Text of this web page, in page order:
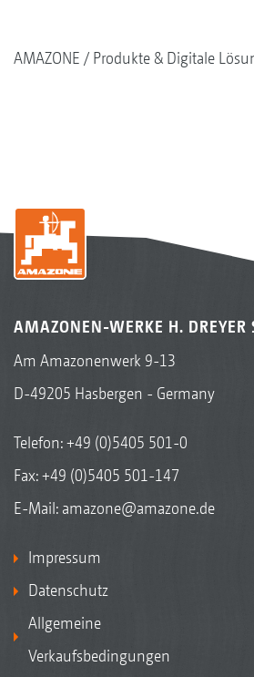
AMAZONE Produkte & Digitale
AMAZONEN-WERKE H. DREYER
Am Amazonenwerk 9-13
D-49205 Hasbergen - Germany
Telefon:+49 (0)5405 501-0
Fax: +49 (0)5405 501-147
E-Mail: amazone@amazone.de
Impressum
Datenschutz
Allgemeine
Verkaufsbedingungen